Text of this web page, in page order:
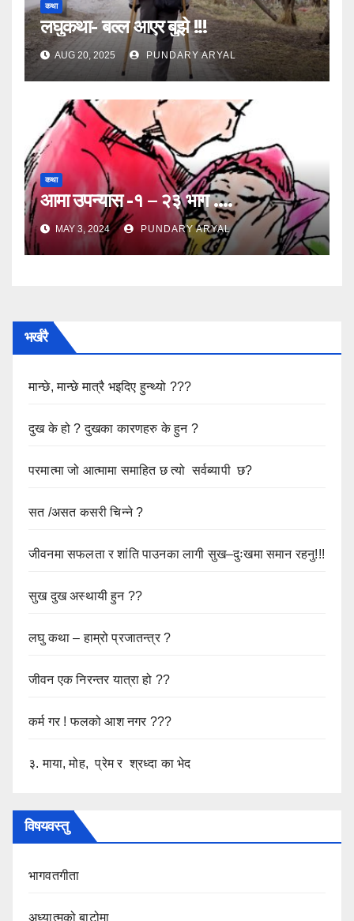
कथा
लघुकथा- बल्ल आएर बुझे !!!
AUG 20, 2025 PUNDARY ARYAL
कथा
आमा उपन्यास -१ – २३ भाग ….
MAY 3, 2024 PUNDARY ARYAL
भर्खरै
मान्छे, मान्छे मात्रै भइदिए हुन्थ्यो ???
दुख के हो ? दुखका कारणहरु के हुन ?
परमात्मा जो आत्मामा समाहित छ त्यो सर्वब्यापी छ?
सत /असत कसरी चिन्ने ?
जीवनमा सफलता र शांति पाउनका लागी सुख–दुःखमा समान रहनु!!!
सुख दुख अस्थायी हुन ??
लघु कथा – हाम्रो प्रजातन्त्र ?
जीवन एक निरन्तर यात्रा हो ??
कर्म गर ! फलको आश नगर ???
३. माया, मोह, प्रेम र श्रध्दा का भेद
विषयवस्तु
भागवतगीता
अध्यात्मको बाटोमा